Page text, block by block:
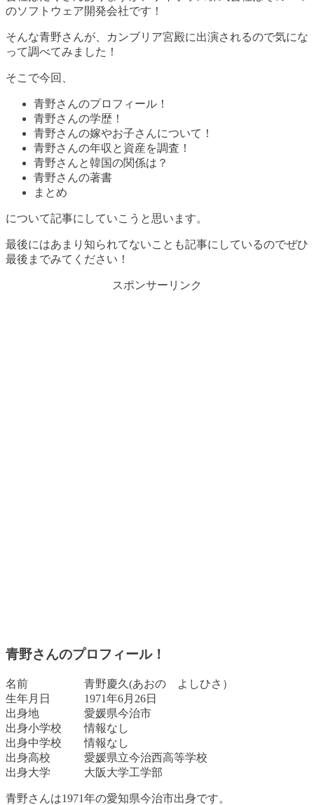
のソフトウェア開発会社です！
そんな青野さんが、カンブリア宮殿に出演されるので気にな
って調べてみました！
そこで今回、
青野さんのプロフィール！
青野さんの学歴！
青野さんの嫁やお子さんについて！
青野さんの年収と資産を調査！
青野さんと韓国の関係は？
青野さんの著書
まとめ
について記事にしていこうと思います。
最後にはあまり知られてないことも記事にしているのでぜひ
最後までみてください！
スポンサーリンク
青野さんのプロフィール！
名前 青野慶久(あおの よしひさ）
生年月日 1971年6月26日
出身地 愛媛県今治市
出身小学校 情報なし
出身中学校 情報なし
出身高校 愛媛県立今治西高等学校
出身大学 大阪大学工学部
青野さんは1971年の愛知県今治市出身です。